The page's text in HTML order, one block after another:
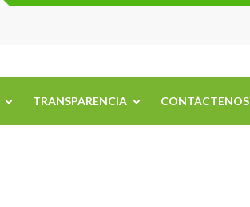
TRANSPARENCIA CONTÁCTENOS